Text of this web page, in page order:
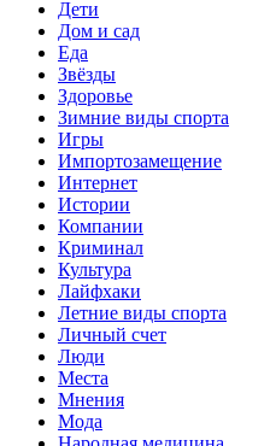
Дети
Дом и сад
Еда
Звёзды
Здоровье
Зимние виды спорта
Игры
Импортозамещение
Интернет
Истории
Компании
Криминал
Культура
Лайфхаки
Летние виды спорта
Личный счет
Люди
Места
Мнения
Мода